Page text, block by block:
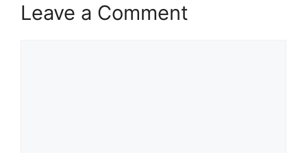
Leave a Comment